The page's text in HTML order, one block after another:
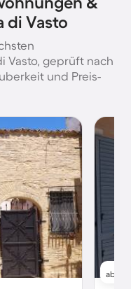
di Vasto
Vasto, geprüft nach
und Preis-
ab